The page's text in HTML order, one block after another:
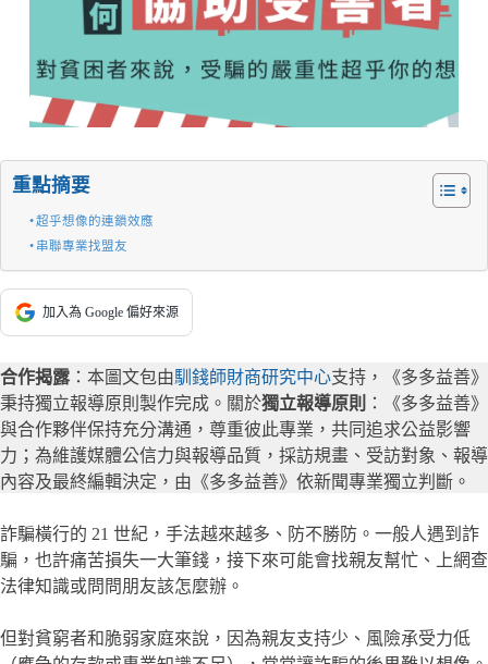
重點摘要
超乎想像的連鎖效應
串聯專業找盟友
加入為 Google 偏好來源
合作揭露 ：本圖文包由馴錢師財商研究中心支持，《多多益善》
秉持獨立報導原則製作完成。關於獨立報導原則
：《多多益善》
與合作夥伴保持充分溝通，尊重彼此專業，共同追求公益影響
力；為維護媒體公信力與報導品質，採訪規畫、受訪對象、報導
內容及最終編輯決定，由《多多益善》依新聞專業獨立判斷。
詐騙橫行的 21 世紀，手法越來越多、防不勝防。一般人遇到詐
騙，也許痛苦損失一大筆錢，接下來可能會找親友幫忙、上網查
法律知識或問問朋友該怎麼辦。
但對貧窮者和脆弱家庭來說，因為親友支持少、風險承受力低